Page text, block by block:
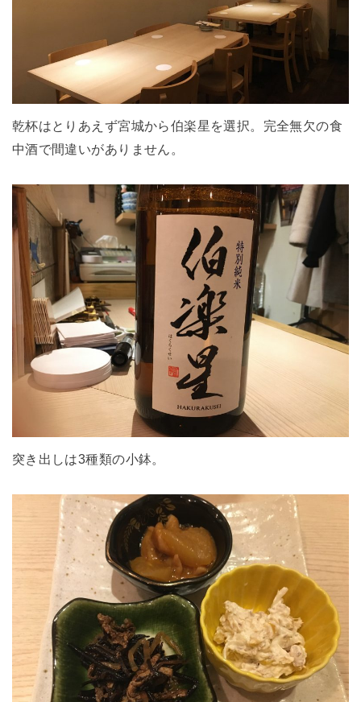
乾杯はとりあえず宮城から伯楽星を選択。完全無欠の食
中酒で間違いがありません。
突き出しは3種類の小鉢。